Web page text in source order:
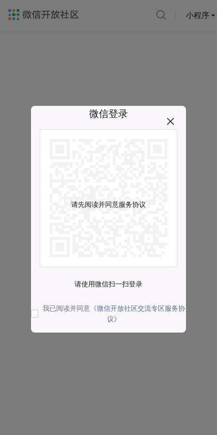
小程序
微信登录
请先阅读并同意服务协议
请使用微信扫一扫登录
我已阅读并同意 《微信开放社区交流专区服务协
议》